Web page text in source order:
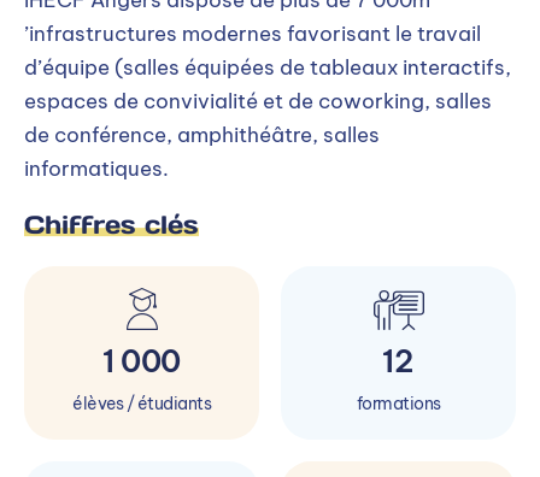
’infrastructures modernes favorisant le travail
d’équipe (salles équipées de tableaux interactifs,
espaces de convivialité et de coworking, salles
de conférence, amphithéâtre, salles
informatiques.
Chiffres clés
1 000
élèves / étudiants
12
formations